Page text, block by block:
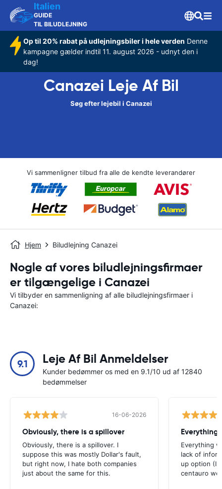
Italien
GUIDE
TIL BILUDLEJNING
Op til 20% rabat på udlejningsbiler i hele verden Denne
kampagne gælder indtil 11. august 2026 - udnyt den i
dag!
Canazei Leje Af Bil
Søg efter lejebil i Canazei
Vi sammenligner tilbud fra alle de kendte leverandører
Hjem Biludlejning Canazei
Nogle af vores biludlejningsfirmaer
er tilgængelige i Canazei
Vi tilbyder en sammenligning af alle biludlejningsfirmaer i
Canazei:
9.1 Leje Af Bil Anmeldelser
Kunder bedømmer os med en 9.1/10 ud af 12840
bedømmelser
16-06-2026
Obviously, there is a spillover
Obviously, there is a spillover. I
suppose this was mostly Dollar's fault,
but right now, I hate both companies
just about the same for this.
Everything
Everything
lack of
up option (I
centauro